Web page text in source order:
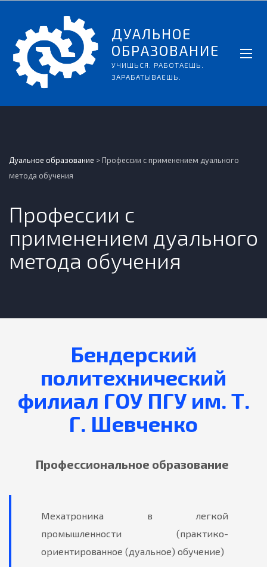
ДУАЛЬНОЕ
ОБРАЗОВАНИЕ
УЧИШЬСЯ. РАБОТАЕШЬ.
ЗАРАБАТЫВАЕШЬ.
Дуальное образование >Профессии с применением дуального
метода обучения
Профессии с
применением дуального
метода обучения
Бендерский
политехнический
филиал ГОУ ПГУ им. Т.
Г. Шевченко
Профессиональное образование
Мехатроника в легкой
промышленности (практико-
ориентированное (дуальное) обучение)